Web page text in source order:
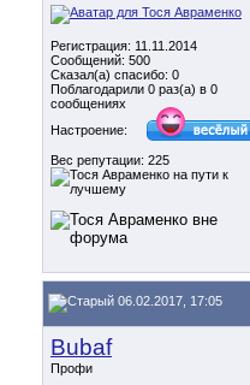
Регистрация: 11.11.2014
Сообщений: 500
Сказал(а) спасибо: 0
Поблагодарили 0 раз(а) в 0
сообщениях
Настроение:
Вес репутации: 225
06.02.2017, 17:05
Bubaf
Профи